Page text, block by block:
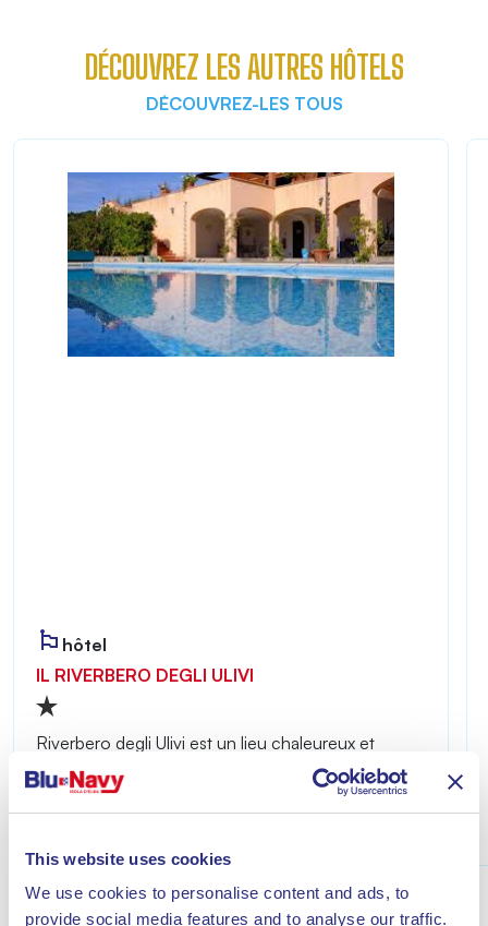
This website uses cookies
We use cookies to personalise content and ads, to
provide social media features and to analyse our traffic.
DÉCOUVREZ LES AUTRES HÔTELS
DÉCOUVREZ-LES TOUS
hôtel
IL RIVERBERO DEGLI ULIVI
Riverbero degli Ulivi est un lieu chaleureux et
d’un séjour placé sous le signe de la détente à
quelques minutes de la mer de Lacona.